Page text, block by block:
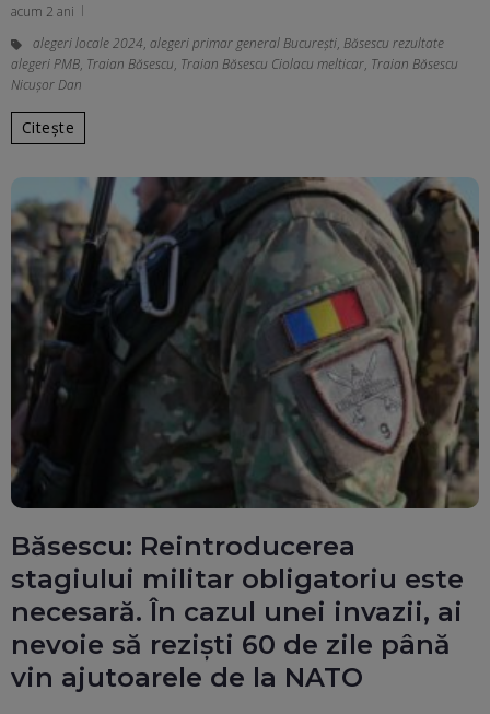
acum 2 ani
alegeri locale 2024, alegeri primar general București, Băsescu rezultate
alegeri PMB, Traian Băsescu, Traian Băsescu Ciolacu melticar, Traian Băsescu
Nicușor Dan
Citește
Băsescu: Reintroducerea
stagiului militar obligatoriu este
necesară. În cazul unei invazii, ai
nevoie să reziști 60 de zile până
vin ajutoarele de la NATO